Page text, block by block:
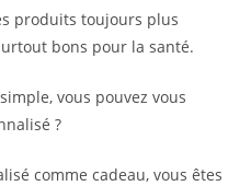
produits toujours plus
bons pour la santé.
vous pouvez vous
?
comme cadeau, vous êtes